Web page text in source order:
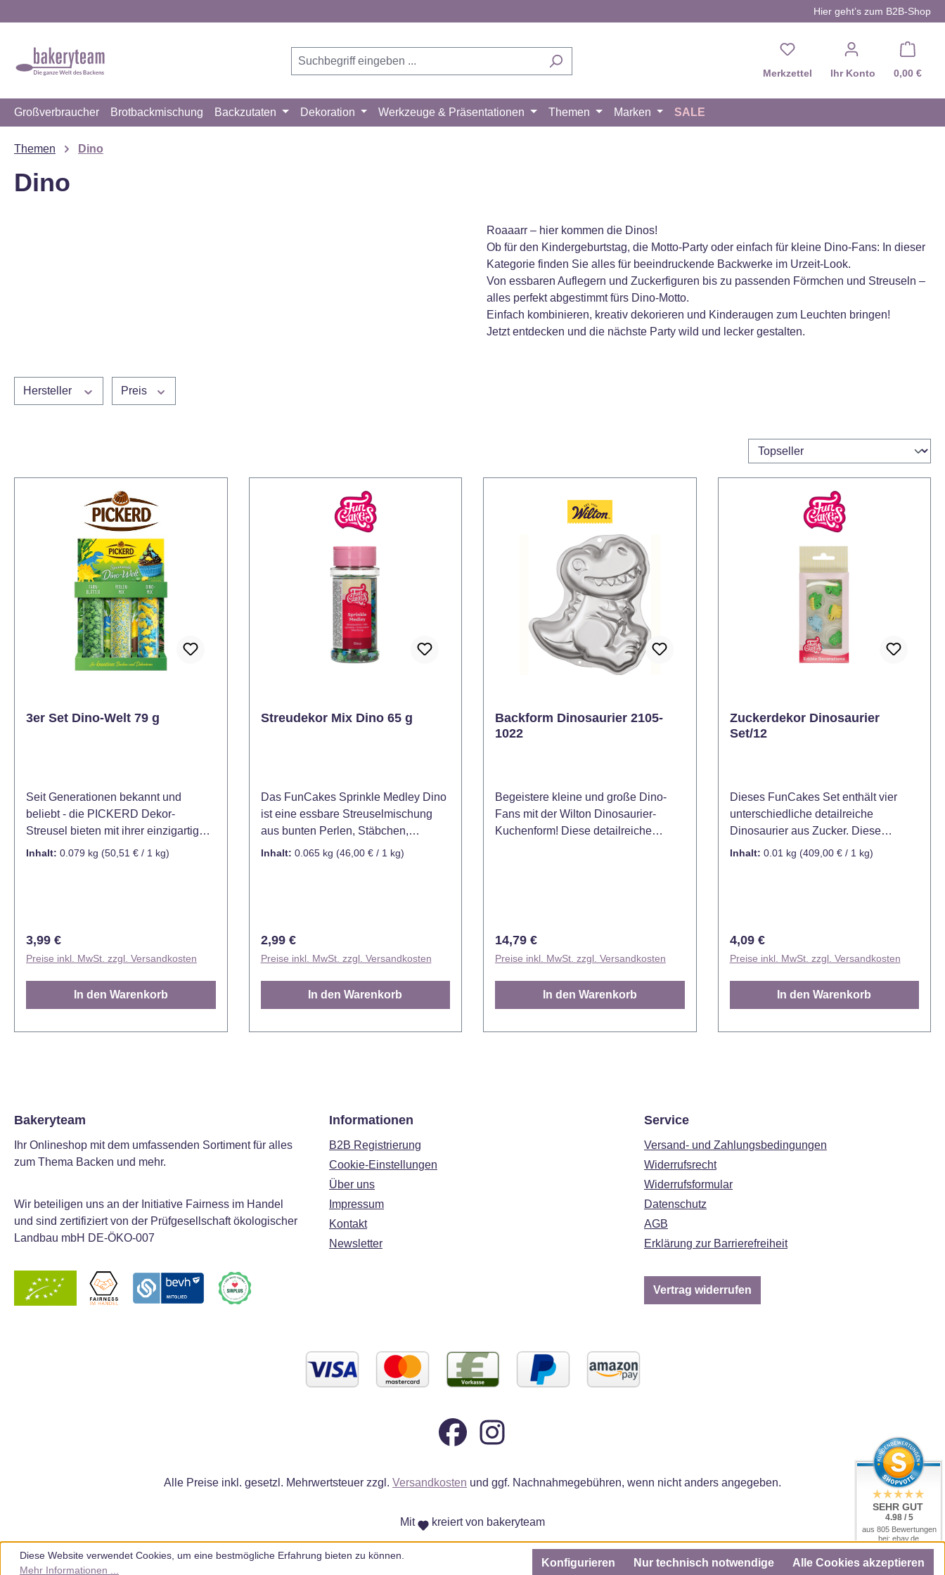
Hier geht’s zum B2B-Shop
Merkzettel Du hast 0 Produkte auf
Ihr Konto 0,00 €
Großverbraucher Brotbackmischung Backzutaten Dekoration Werkzeuge & Präsentationen Themen Marken SALE
Themen Dino
Dino
Roaaarr – hier kommen die Dinos!
Ob für den Kindergeburtstag, die Motto-Party oder einfach für kleine Dino-Fans: In dieser
Kategorie finden Sie alles für beeindruckende Backwerke im Urzeit-Look.
Von essbaren Auflegern und Zuckerfiguren bis zu passenden Förmchen und Streuseln –
alles perfekt abgestimmt fürs Dino-Motto.
Einfach kombinieren, kreativ dekorieren und Kinderaugen zum Leuchten bringen!
Jetzt entdecken und die nächste Party wild und lecker gestalten.
Hersteller Preis
3er Set Dino-Welt 79 g
Seit Generationen bekannt und
beliebt - die PICKERD Dekor-
Streusel bieten mit ihrer einzigartigen
Vielfalt in Form, Farbe und
Desserts verwandeln sich damit im
Handumdrehen in bunte Leckereien.
Tritt ein, in eine Welt vor unserer Zeit!
Egal ob Farnblätter, Perlchen-Mix
Dino-Welt verwandelst du jedes
Inhalt: 0.079 kg (50,51 € / 1 kg)
Regulärer Preis:
3,99 €
Preise inkl. MwSt. zzgl. Versandkosten
In den Warenkorb
Streudekor Mix Dino 65 g
Das FunCakes Sprinkle Medley Dino
ist eine essbare Streuselmischung
aus bunten Perlen, Stäbchen,
Kügelchen, Mimosas und kleinen
Eis und vielen weiteren süßen
Leckereien. Mit ihrer Vielseitigkeit
und guten Handhabung sind sie ein
unverzichtbares Werkzeug für jeden
FunCakes Sprinkles sind bereits in
zwischen 15° C - 20° C
Inhalt: 0.065 kg (46,00 € / 1 kg)
Regulärer Preis:
2,99 €
Preise inkl. MwSt. zzgl. Versandkosten
In den Warenkorb
Backform Dinosaurier 2105-
1022
Begeistere kleine und große Dino-
Fans mit der Wilton Dinosaurier-
Kuchenform! Diese detailreiche
gleichmäßige Backergebnisse und
einfache Handhabung. Dieser
prähistorische Partygast mit seinem
freundlichen Blick ist der Renner!
Regulärer Preis:
14,79 €
Preise inkl. MwSt. zzgl. Versandkosten
In den Warenkorb
Zuckerdekor Dinosaurier
Set/12
Dieses FunCakes Set enthält vier
unterschiedliche detailreiche
Dinosaurier aus Zucker. Diese
lustigen Dinos sind perfekt für tolle
dunkel und nicht in der Nähe von
Fremdgerüchen. Größe: 2 x 2 cm
Inhalt: 12 Stück
Inhalt: 0.01 kg (409,00 € / 1 kg)
Regulärer Preis:
4,09 €
Preise inkl. MwSt. zzgl. Versandkosten
In den Warenkorb
Bakeryteam
Ihr Onlineshop mit dem umfassenden Sortiment für alles
zum Thema Backen und mehr.
Wir beteiligen uns an der Initiative Fairness im Handel
und sind zertifiziert von der Prüfgesellschaft ökologischer
Landbau mbH DE-ÖKO-007
Informationen
B2B Registrierung
Cookie-Einstellungen
Über uns
Impressum
Kontakt
Newsletter
Service
Versand- und Zahlungsbedingungen
Widerrufsrecht
Widerrufsformular
Datenschutz
AGB
Erklärung zur Barrierefreiheit
Vertrag widerrufen
Alle Preise inkl. gesetzl. Mehrwertsteuer zzgl. Versandkosten und ggf. Nachnahmegebühren, wenn nicht anders angegeben.
Mit kreiert von bakeryteam
Diese Website verwendet Cookies, um eine bestmögliche Erfahrung bieten zu können.
Mehr Informationen ...
Nur technisch notwendige
Konfigurieren Alle Cookies akzeptieren
SEHR GUT
4.98 / 5
aus 805 Bewertungen
bei: ebay.de,
amazon.de, amazon.it,
shopvote.de